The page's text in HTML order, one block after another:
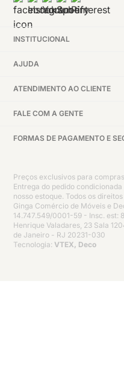
INSTITUCIONAL
AJUDA
ATENDIMENTO AO CLIENTE
FALE COM A GENTE
FORMAS DE PAGAMENTO E
Preços exclusivos para
Entrega do pedido
nosso estoque. Todos os
Ginga Comércio de Móveis e
14.747.549/0001-59 - Insc. est:
Henrique Valadares, 23 Sala
de Janeiro - RJ 20231-030
Tecnologia: VTEX, Deco